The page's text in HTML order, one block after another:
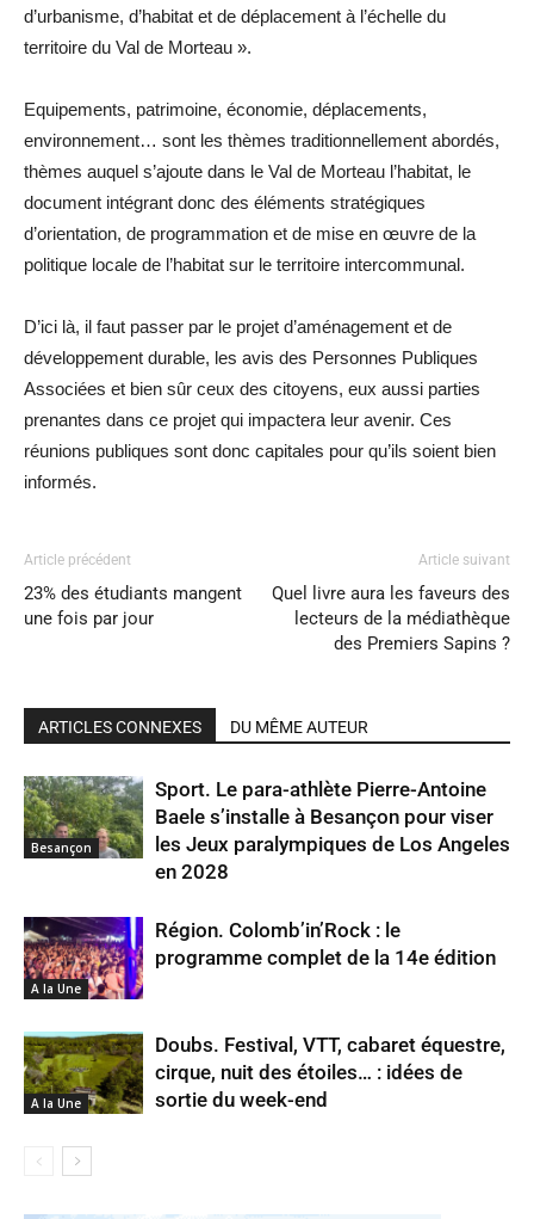
d’urbanisme, d’habitat et de déplacement à l’échelle du
territoire du Val de Morteau ».
Equipements, patrimoine, économie, déplacements,
environnement… sont les thèmes traditionnellement abordés,
thèmes auquel s’ajoute dans le Val de Morteau l’habitat, le
document intégrant donc des éléments stratégiques
d’orientation, de programmation et de mise en œuvre de la
politique locale de l’habitat sur le territoire intercommunal.
D’ici là, il faut passer par le projet d’aménagement et de
développement durable, les avis des Personnes Publiques
Associées et bien sûr ceux des citoyens, eux aussi parties
prenantes dans ce projet qui impactera leur avenir. Ces
réunions publiques sont donc capitales pour qu’ils soient bien
informés.
Article précédent
23% des étudiants mangent
une fois par jour
Article suivant
Quel livre aura les faveurs des
lecteurs de la médiathèque
des Premiers Sapins ?
ARTICLES CONNEXES DU MÊME AUTEUR
Besançon
Sport. Le para-athlète Pierre-Antoine
Baele s’installe à Besançon pour viser
les Jeux paralympiques de Los Angeles
en 2028
A la Une
Région. Colomb’in’Rock : le
programme complet de la 14e édition
A la Une
Doubs. Festival, VTT, cabaret équestre,
cirque, nuit des étoiles… : idées de
sortie du week-end